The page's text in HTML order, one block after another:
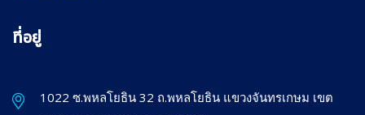
ที่อยู่
1022 ซ.พหลโยธิน 32 ถ.พหลโยธิน แขวงจันทรเกษม เขต